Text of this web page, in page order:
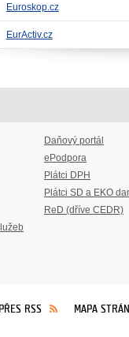
Euroskop.cz
EurActiv.cz
Daňový portál
ePodpora
Plátci DPH
Plátci SD a EKO
ReD (dříve CEDR)
RSS MAPA